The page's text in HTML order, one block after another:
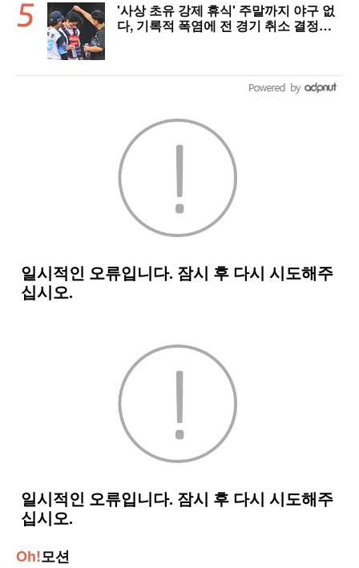
'사상 초유 강제 휴식' 주말까지 야구 없
다, 기록적 폭염에 전 경기 취소 결정…1
Oh!모션